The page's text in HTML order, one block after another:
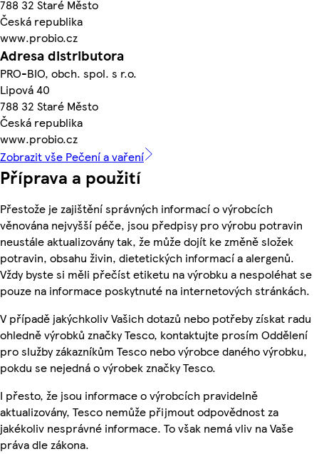
788 32 Staré Město
Česká republika
www.probio.cz
Adresa distributora
PRO-BIO, obch. spol. s r.o.
Lipová 40
788 32 Staré Město
Česká republika
www.probio.cz
Zobrazit vše Pečení a vaření
Příprava a použití
Přestože je zajištění správných informací o výrobcích
věnována nejvyšší péče, jsou předpisy pro výrobu potravin
neustále aktualizovány tak, že může dojít ke změně složek
potravin, obsahu živin, dietetických informací a alergenů.
Vždy byste si měli přečíst etiketu na výrobku a nespoléhat se
pouze na informace poskytnuté na internetových stránkách.
V případě jakýchkoliv Vašich dotazů nebo potřeby získat radu
ohledně výrobků značky Tesco, kontaktujte prosím Oddělení
pro služby zákazníkům Tesco nebo výrobce daného výrobku,
pokdu se nejedná o výrobek značky Tesco.
I přesto, že jsou informace o výrobcích pravidelně
aktualizovány, Tesco nemůže přijmout odpovědnost za
jakékoliv nesprávné informace. To však nemá vliv na Vaše
práva dle zákona.